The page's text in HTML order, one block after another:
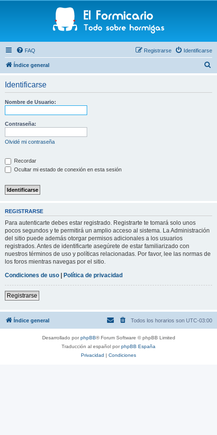
FAQ Identificarse
Registrarse
Índice general
Identificarse
Nombre de Usuario:
Contraseña:
Olvidé mi contraseña
Recordar
Ocultar mi estado de conexión en esta sesión
REGISTRARSE
Para autenticarte debes estar registrado. Registrarte te tomará solo unos
pocos segundos y te permitirá un amplio acceso al sistema. La Administración
del sitio puede además otorgar permisos adicionales a los usuarios
registrados. Antes de identificarte asegúrete de estar familiarizado con
nuestros términos de uso y políticas relacionadas. Por favor, lee las normas de
los foros mientras navegas por el sitio.
Condiciones de uso | Política de privacidad
Registrarse
Índice general Todos los horarios son UTC-03:00
Desarrollado porphpBB® Forum Software © phpBB Limited
Traducción al español porphpBB España
Privacidad | Condiciones